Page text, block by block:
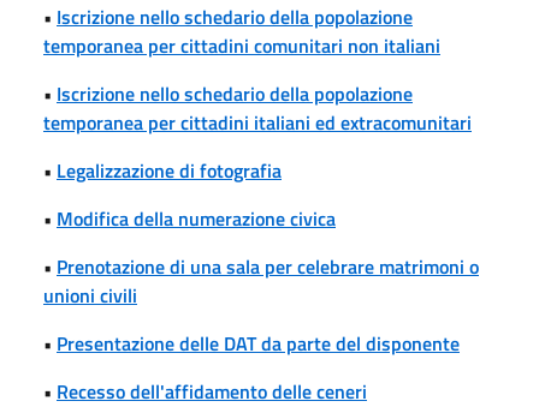
• Iscrizione nello schedario della popolazione
temporanea per cittadini comunitari non italiani
• Iscrizione nello schedario della popolazione
temporanea per cittadini italiani ed extracomunitari
• Legalizzazione di fotografia
• Modifica della numerazione civica
• Prenotazione di una sala per celebrare matrimoni o
unioni civili
• Presentazione delle DAT da parte del disponente
• Recesso dell'affidamento delle ceneri